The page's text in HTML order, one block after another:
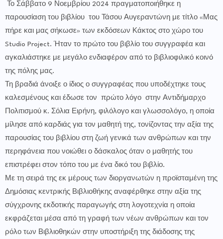
Το Σάββατο 9 Νοεμβρίου 2024 πραγματοποιήθηκε η
παρουσίαση του βιβλίου του Τάσου Αυγεραντώνη με τίτλο «Μας
πήρε και μας σήκωσε» των εκδόσεων Κάκτος στο χώρο του
Studio Project. Ήταν το πρώτο του βιβλίο του συγγραφέα και
αγκαλιάστηκε με μεγάλο ενδιαφέρον από το βιβλιοφιλικό κοινό
της πόλης μας.
Τη βραδιά άνοιξε ο ίδιος ο συγγραφέας που υποδέχτηκε τους
καλεσμένους και έδωσε τον πρώτο λόγο στην Αντιδήμαρχο
Πολιτισμού κ. Σόλια Ειρήνη, φιλόλογο και γλωσσολόγο, η οποία
μίλησε από καρδιάς για τον μαθητή της, τονίζοντας την αξία της
παρουσίας του βιβλίου στη ζωή γενικά των ανθρώπων και την
περηφάνεια που νοιώθει ο δάσκαλος όταν ο μαθητής του
επιστρέφει στον τόπο του με ένα δικό του βιβλίο.
Με τη σειρά της εκ μέρους των διοργανωτών η προϊσταμένη της
Δημόσιας κεντρικής Βιβλιοθήκης αναφέρθηκε στην αξία της
σύγχρονης εκδοτικής παραγωγής στη λογοτεχνία η οποία
εκφράζεται μέσα από τη γραφή των νέων ανθρώπων και τον
ρόλο των Βιβλιοθηκών στην υποστήριξη της διάδοσης της